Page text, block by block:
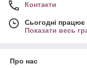
Контакти
Сьогодні працює
Показати весь
Про нас